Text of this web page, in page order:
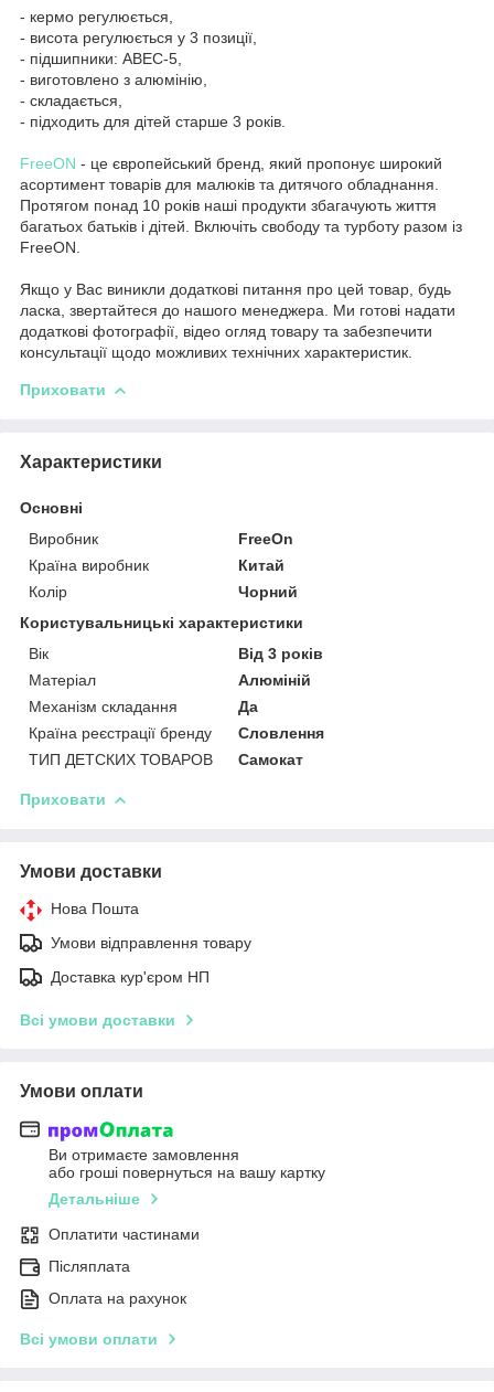
- кермо регулюється,
- висота регулюється у 3 позиції,
- підшипники: ABEC-5,
- виготовлено з алюмінію,
- складається,
- підходить для дітей старше 3 років.
FreeON - це європейський бренд, який пропонує широкий
асортимент товарів для малюків та дитячого обладнання.
Протягом понад 10 років наші продукти збагачують життя
багатьох батьків і дітей. Включіть свободу та турботу разом із
FreeON.
Якщо у Вас виникли додаткові питання про цей товар, будь
ласка, звертайтеся до нашого менеджера. Ми готові надати
додаткові фотографії, відео огляд товару та забезпечити
консультації щодо можливих технічних характеристик.
Приховати
Характеристики
Основні
Виробник
FreeOn
Країна виробник
Китай
Колір
Чорний
Користувальницькі характеристики
Вік
Від 3 років
Матеріал
Алюміній
Механізм складання
Да
Країна реєстрації бренду
Словлення
ТИП ДЕТСКИХ ТОВАРОВ
Самокат
Приховати
Умови доставки
Нова Пошта
Умови відправлення товару
Доставка кур'єром НП
Всі умови доставки
Умови оплати
Ви отримаєте замовлення
або гроші повернуться на вашу картку
Детальніше
Оплатити частинами
Післяплата
Оплата на рахунок
Всі умови оплати